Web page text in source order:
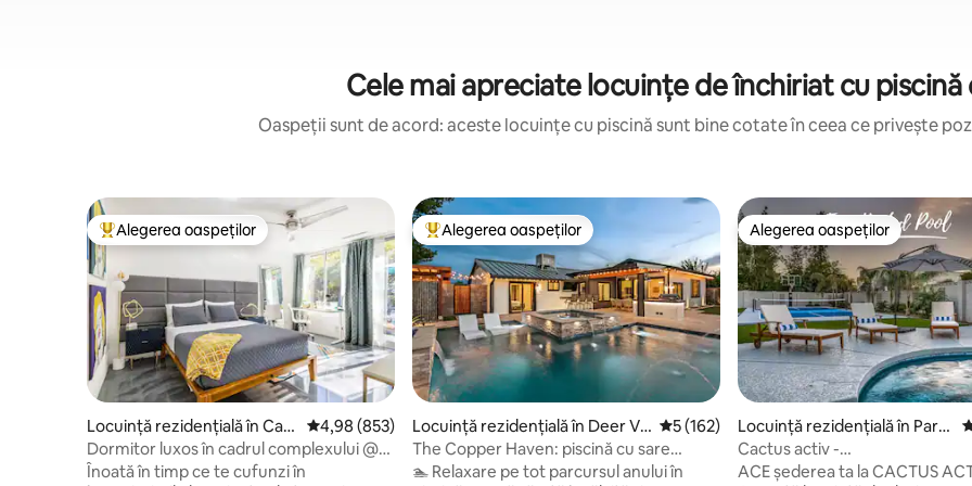
Cele mai apreciate locuințe de închiriat cu piscină
Oaspeții sunt de acord: aceste locuințe cu piscină sunt bine cotate în ceea ce privește
Locuință din topul categoriei Alegerea oaspeților
Alegerea oaspeților
Locuință rezidențială în Cam
elback East
Scor mediu de 4,98 din 5, 853 recenzii
4,98 (853)
Dormitor luxos în cadrul complexului @
Villa Paradiso
Înoată în timp ce te cufunzi în
Locuință din topul categoriei Alegerea oaspeților
Alegerea oaspeților
Locuință rezidențială în Deer Val
ley
Scor mediu de 5 din 5, 162 recenzii
5 (162)
The Copper Haven: piscină cu sare
încălzită și spa de lux
🏊 Relaxare pe tot parcursul anului în
Alegerea oaspeților
Alegerea oaspeților
Locuință rezidențială în Para
dise Valley Village
Cactus activ -
Pickleball/Bball/Piscină/Golf/
ACE șederea ta la CACTUS